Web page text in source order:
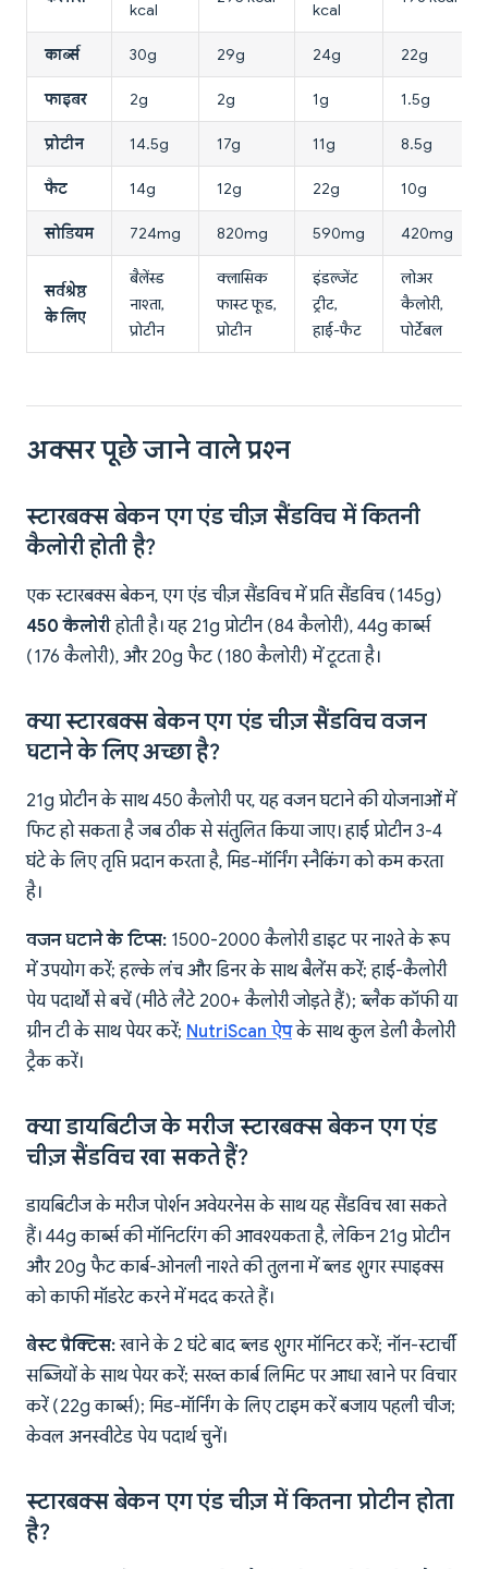
kcal kcal
कार्ब्स 30g 29g 24g 22g
फाइबर 2g 2g 1g 1.5g
प्रोटीन 14.5g 17g 11g 8.5g
फैट 14g 12g 22g 10g
सोडियम 724mg 820mg 590mg 420mg
सर्वश्रेष्ठ
के लिए
बैलेंस्ड
नाश्ता,
प्रोटीन
क्लासिक
फास्ट फूड,
प्रोटीन
इंडल्जेंट
ट्रीट,
हाई-फैट
लोअर
कैलोरी,
पोर्टेबल
अक्सर पूछे जाने वाले प्रश्न
स्टारबक्स बेकन एग एंड चीज़ सैंडविच में कितनी
कैलोरी होती है?
एक स्टारबक्स बेकन, एग एंड चीज़ सैंडविच में प्रति सैंडविच (145g)
450 कैलोरीहोती है। यह 21g प्रोटीन (84 कैलोरी), 44g कार्ब्स
(176 कैलोरी), और 20g फैट (180 कैलोरी) में टूटता है।
क्या स्टारबक्स बेकन एग एंड चीज़ सैंडविच वजन
घटाने के लिए अच्छा है?
21g प्रोटीन के साथ 450 कैलोरी पर, यह वजन घटाने की योजनाओं में
फिट हो सकता है जब ठीक से संतुलित किया जाए। हाई प्रोटीन 3-4
घंटे के लिए तृप्ति प्रदान करता है, मिड-मॉर्निंग स्नैकिंग को कम करता
है।
वजन घटाने के टिप्स: 1500-2000 कैलोरी डाइट पर नाश्ते के रूप
में उपयोग करें; हल्के लंच और डिनर के साथ बैलेंस करें; हाई-कैलोरी
पेय पदार्थों से बचें (मीठे लैटे 200+ कैलोरी जोड़ते हैं); ब्लैक कॉफी या
ग्रीन टी के साथ पेयर करें; NutriScan ऐपके साथ कुल डेली कैलोरी
ट्रैक करें।
क्या डायबिटीज के मरीज स्टारबक्स बेकन एग एंड
चीज़ सैंडविच खा सकते हैं?
डायबिटीज के मरीज पोर्शन अवेयरनेस के साथ यह सैंडविच खा सकते
हैं। 44g कार्ब्स की मॉनिटरिंग की आवश्यकता है, लेकिन 21g प्रोटीन
और 20g फैट कार्ब-ओनली नाश्ते की तुलना में ब्लड शुगर स्पाइक्स
को काफी मॉडरेट करने में मदद करते हैं।
बेस्ट प्रैक्टिस:खाने के 2 घंटे बाद ब्लड शुगर मॉनिटर करें; नॉन-स्टार्ची
सब्जियों के साथ पेयर करें; सख्त कार्ब लिमिट पर आधा खाने पर विचार
करें (22g कार्ब्स); मिड-मॉर्निंग के लिए टाइम करें बजाय पहली चीज;
केवल अनस्वीटेड पेय पदार्थ चुनें।
स्टारबक्स बेकन एग एंड चीज़ में कितना प्रोटीन होता
है?